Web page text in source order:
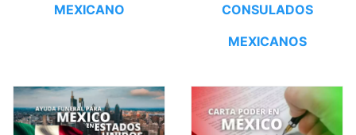
MEXICANO
CONSULADOS
MEXICANOS